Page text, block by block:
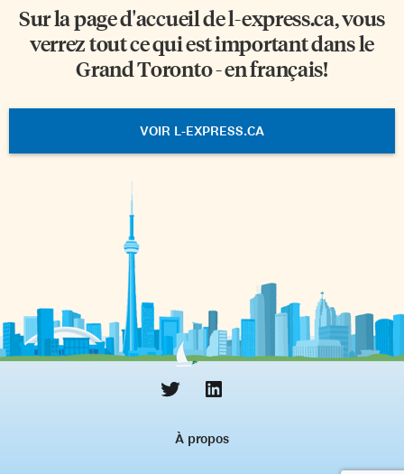
Sur la page d'accueil del-express.ca, vous
verrez tout ce qui est important dans le
Grand Toronto - en français!
VOIR L-EXPRESS.CA
À propos